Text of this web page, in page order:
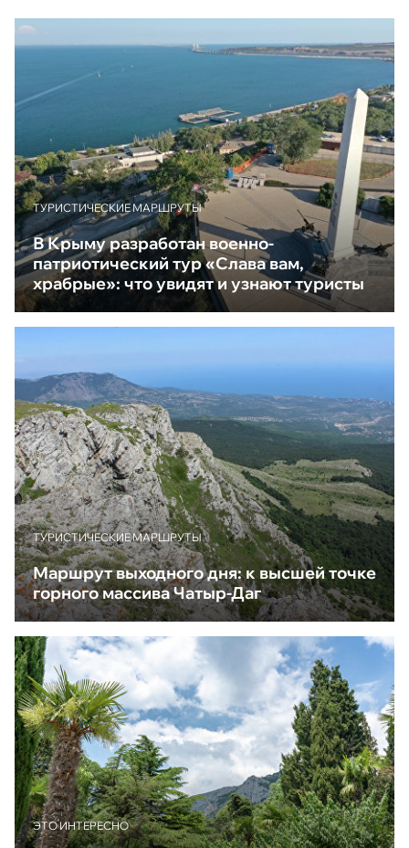
ТУРИСТИЧЕСКИЕ МАРШРУТЫ
В Крыму разработан военно-
патриотический тур «Слава вам,
храбрые»: что увидят и узнают туристы
ТУРИСТИЧЕСКИЕ МАРШРУТЫ
Маршрут выходного дня: к высшей точке
горного массива Чатыр-Даг
ЭТО ИНТЕРЕСНО